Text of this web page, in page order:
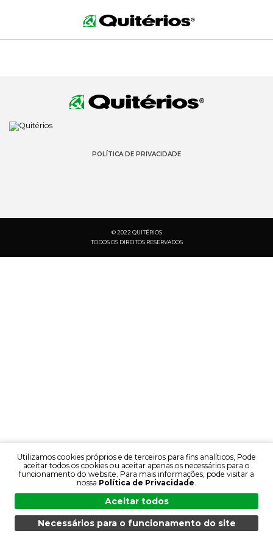
POLÍTICA DE PRIVACIDADE
© 2022 QUITÉRIOS
TODOS OS DIREITOS RESERVADOS
MENU PESQUISA PRODUTOS PT
Utilizamos cookies próprios e de terceiros para fins analíticos, Pode
aceitar todos os cookies ou aceitar apenas os necessários para o
funcionamento do website. Para mais informações, pode visitar a
nossa Política de Privacidade.
Aceitar todos
Necessários para o funcionamento do site